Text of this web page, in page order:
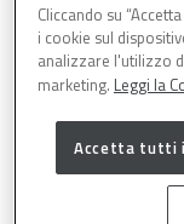
Cliccando su
i cookie sul
analizzare l'utilizzo
marketing. Leggi la
Accetta tutti